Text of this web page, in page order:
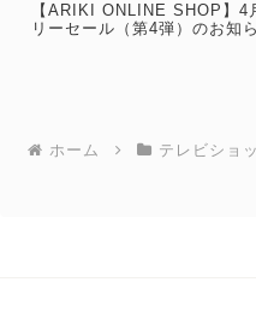
【ARIKI ONLINE SHOP】4
リーセール（第4弾）のお知
ホーム テレビショ